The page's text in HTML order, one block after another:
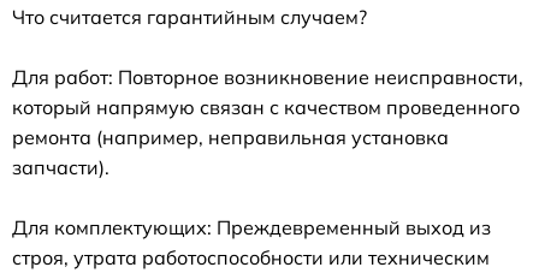
Что считается гарантийным случаем?
Для работ: Повторное возникновение неисправности,
который напрямую связан с качеством проведенного
ремонта (например, неправильная установка
запчасти).
Для комплектующих: Преждевременный выход из
строя, утрата работоспособности или техническим